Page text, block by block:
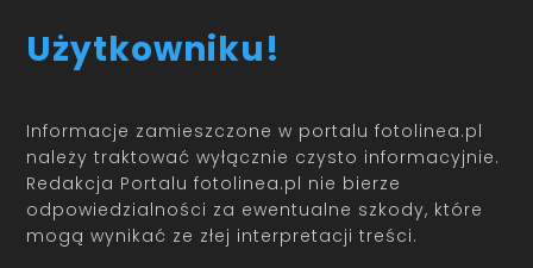
Użytkowniku!
Informacje zamieszczone w portalu fotolinea.pl
należy traktować wyłącznie czysto informacyjnie.
Redakcja Portalu fotolinea.pl nie bierze
odpowiedzialności za ewentualne szkody, które
mogą wynikać ze złej interpretacji treści.